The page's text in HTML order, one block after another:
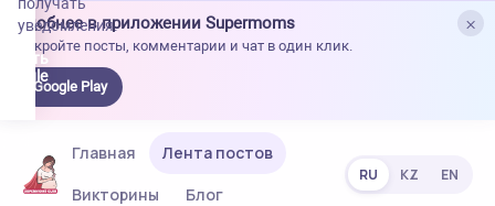
×
Удобнее в приложении Supermoms
Откройте посты, комментарии и чат в один клик.
Google Play
уведомления.
Главная
Лента постов
Викторины
Блог
RU KZ EN